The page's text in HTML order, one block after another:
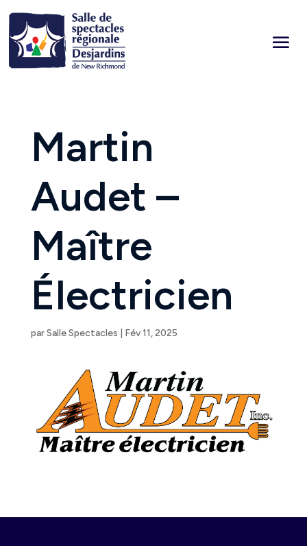
Martin
Audet –
Maître
Électricien
parSalle Spectacles Fév 11, 2025